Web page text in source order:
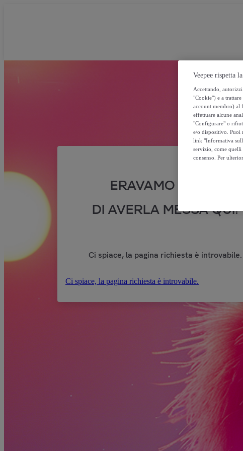
ERAVAMO SICURI
DI AVERLA MESSA QUI!
Ci spiace, la pagina richiesta è introvabile.
Ci spiace, la pagina richiesta è introvabile.
Veepee rispetta
Accettando,
"Cookie") e a
account membro) al
effettuare alcune
"Configurare" o
e/o dispositivo. Puoi
link "Informativa
servizio, come quelli
consenso. Per